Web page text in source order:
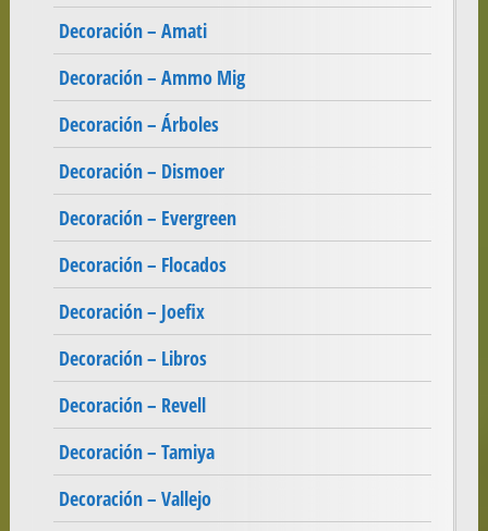
Decoración – Amati
Decoración – Ammo Mig
Decoración – Árboles
Decoración – Dismoer
Decoración – Evergreen
Decoración – Flocados
Decoración – Joefix
Decoración – Libros
Decoración – Revell
Decoración – Tamiya
Decoración – Vallejo